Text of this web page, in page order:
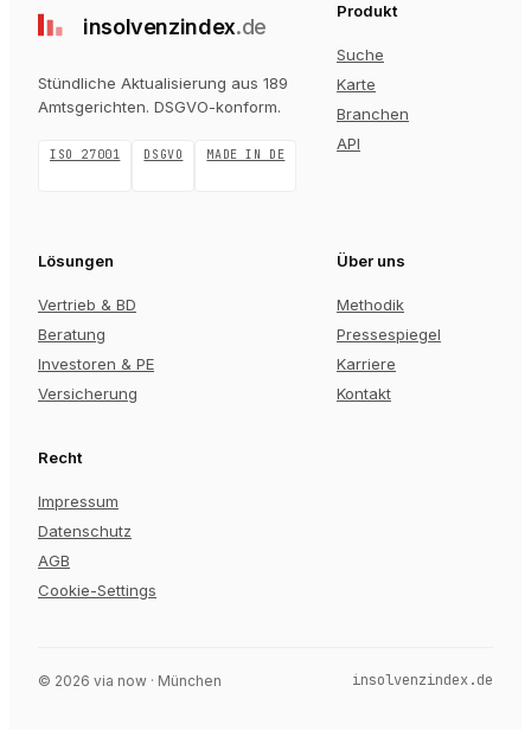
insolvenzindex.de
Stündliche Aktualisierung aus 189
Amtsgerichten. DSGVO-konform.
ISO 27001 DSGVO MADE IN DE
Produkt
Suche
Karte
Branchen
API
Lösungen
Vertrieb & BD
Beratung
Investoren & PE
Versicherung
Über uns
Methodik
Pressespiegel
Karriere
Kontakt
Recht
Impressum
Datenschutz
AGB
Cookie-Settings
© 2026 via now · München insolvenzindex.de